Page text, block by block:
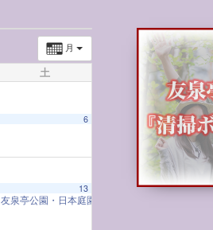
月
土
6
13
友泉亭公園・日本庭園の茶室で学ぶ子ども将棋教